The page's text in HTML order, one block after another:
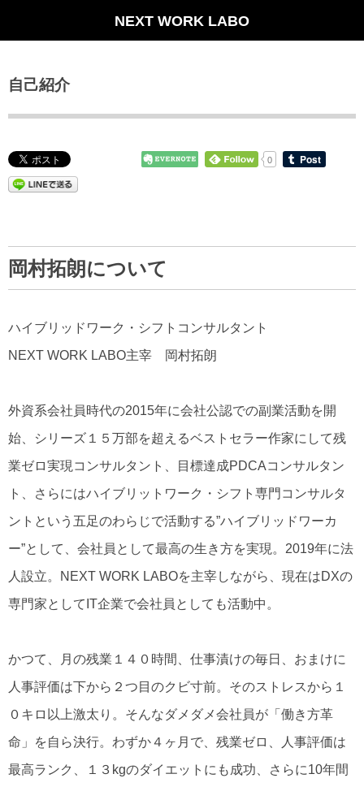
NEXT WORK LABO
自己紹介
0
岡村拓朗について
ハイブリッドワーク・シフトコンサルタント
NEXT WORK LABO主宰 岡村拓朗
外資系会社員時代の2015年に会社公認での副業活動を開
始、シリーズ１５万部を超えるベストセラー作家にして残
業ゼロ実現コンサルタント、目標達成PDCAコンサルタン
ト、さらにはハイブリットワーク・シフト専門コンサルタ
ント という五足のわらじで活動する”ハイブリッドワーカ
ー”として、会社員として最高の生き方を実現。2019年に法
人設立。NEXT WORK LABOを主宰しながら、現在はDXの
専門家としてIT企業で会社員としても活動中。
かつて、月の残業１４０時間、仕事漬けの毎日、おまけに
人事評価は下から２つ目のクビ寸前。そのストレスから１
０キロ以上激太り。そんなダメダメ会社員が「働き方革
命」を自ら決行。わずか４ヶ月で、残業ゼロ、人事評価は
最高ランク、１３kgのダイエットにも成功、さらに10年間